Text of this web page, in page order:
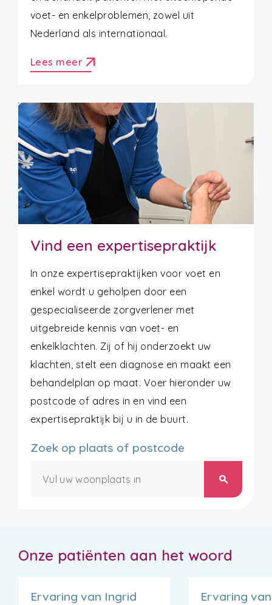
voet- en enkelproblemen, zowel uit
Nederland als internationaal.
Lees meer arrow_outward
Vind een expertisepraktijk
In onze expertisepraktijken voor voet en
enkel wordt u geholpen door een
gespecialiseerde zorgverlener met
uitgebreide kennis van voet- en
enkelklachten. Zij of hij onderzoekt uw
klachten, stelt een diagnose en maakt een
behandelplan op maat. Voer hieronder uw
postcode of adres in en vind een
expertisepraktijk bij u in de buurt.
Zoek op plaats of postcode
search
Onze patiënten aan het woord
Ervaring van Ingrid Ervaring